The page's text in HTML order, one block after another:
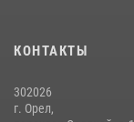
15 июля 2026, 14:49
КОНТАКТЫ
302026
г. Орел,